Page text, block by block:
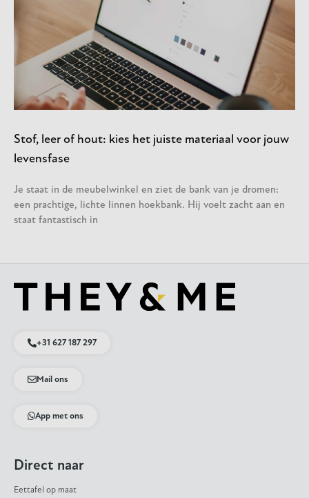
Stof, leer of hout: kies het juiste materiaal voor jouw
levensfase
Je staat in de meubelwinkel en ziet de bank van je dromen:
een prachtige, lichte linnen hoekbank. Hij voelt zacht aan en
staat fantastisch in
+31 627 187 297
Mail ons
App met ons
Direct naar
Eettafel op maat